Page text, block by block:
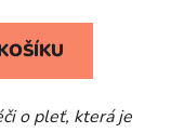
o pleť, která je